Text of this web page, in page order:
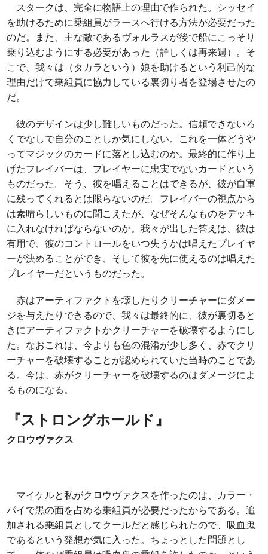
スタークは、完全に物語上の理由で作られた。シッセイ
を助けるために乗組員がラースへ行ける方法が必要だった
のだ。また、主な敵であるヴォルラスが後で船にこっそり
乗り込むようにする必要があった（詳しくは再来週）。そ
こで、我々は（タカラという）娘を助けるという利己的な
理由だけで乗組員に協力している裏切り者を登場させたの
だ。
彼のデザインは少し難しいものだった。信頼できないろ
くでなしで自分のことしか気にしない。これを一体どうや
ってマジックのカードに落とし込むのか。最終的に作り上
げたフレイバーは、プレイヤーに忠実でないカードという
ものだった。そう、彼を唱えることはできるが、彼が自軍
に残ってくれるとは限らないのだ。フレイバーの視点から
は素晴らしいものに聞こえたが、なぜそんなものをデッキ
に入れなければならないのか。我々が出した答えは、彼は
有用で、彼のコントロールをいつ失うかは唱えたプレイヤ
ーが決めることができ、そして彼を先に使えるのは唱えた
プレイヤーだというものだった。
赤はアーティファクトを壊したりクリーチャーにダメー
ジを与えたりできるので、我々は最終的に、彼が裏切ると
きにアーティファクトかクリーチャーを破壊するようにし
た。なおこれは、今よりも色の混淆が少し多く、赤でクリ
ーチャーを破壊することが認められていた当時のことであ
る。今は、赤がクリーチャーを破壊するのはダメージによ
るものになる。
『ストロングホールド』
クロウヴァクス
マイケルと私がクロウヴァクスを作ったのは、カラー・
パイで黒の面を占める乗組員が必要だったからである。追
加される乗組員としてクールだと感じられたので、吸血鬼
であるという発想が気に入った。ちょっとした問題とし